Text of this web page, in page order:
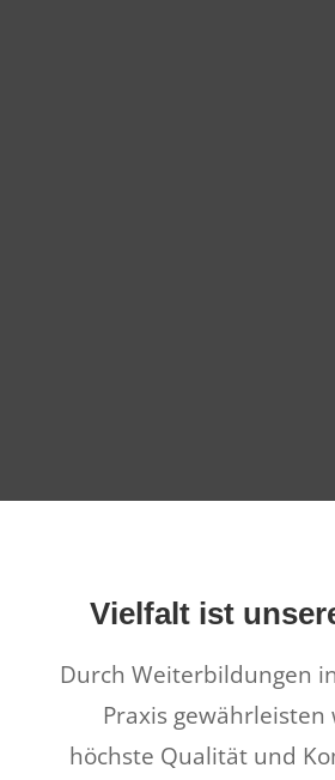
Vielfalt ist
Durch Weiterbildungen
Praxis gewährleisten
höchste Qualität und